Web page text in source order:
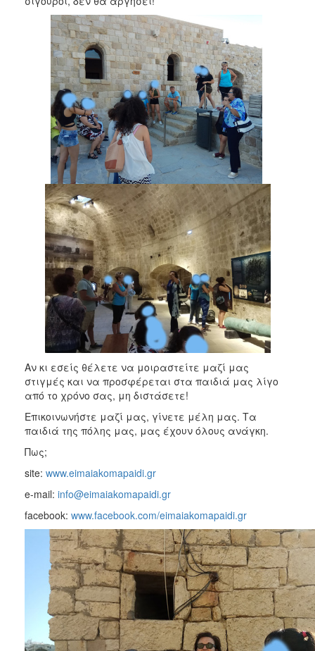
Αν κι εσείς θέλετε να μοιραστείτε μαζί μας
στιγμές και να προσφέρεται στα παιδιά μας λίγο
από το χρόνο σας, μη διστάσετε!
Επικοινωνήστε μαζί μας, γίνετε μέλη μας. Τα
παιδιά της πόλης μας, μας έχουν όλους ανάγκη.
Πως;
site: www.eimaiakomapaidi.gr
e-mail: info@eimaiakomapaidi.gr
facebook: www.facebook.com/eimaiakomapaidi.gr